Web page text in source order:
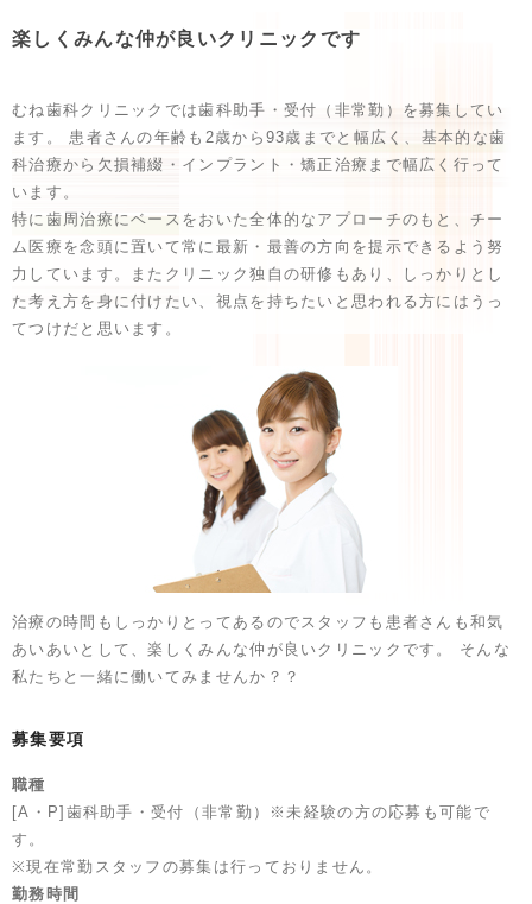
楽しくみんな仲が良いクリニックです
むね歯科クリニックでは歯科助手・受付（非常勤）を募集してい
ます。 患者さんの年齢も2歳から93歳までと幅広く、基本的な歯
科治療から欠損補綴・インプラント・矯正治療まで幅広く行って
います。
特に歯周治療にベースをおいた全体的なアプローチのもと、チー
ム医療を念頭に置いて常に最新・最善の方向を提示できるよう努
力しています。またクリニック独自の研修もあり、しっかりとし
た考え方を身に付けたい、視点を持ちたいと思われる方にはうっ
てつけだと思います。
治療の時間もしっかりとってあるのでスタッフも患者さんも和気
あいあいとして、楽しくみんな仲が良いクリニックです。 そんな
私たちと一緒に働いてみませんか？？
募集要項
職種
[A・P]歯科助手・受付（非常勤）※未経験の方の応募も可能で
す。
※現在常勤スタッフの募集は行っておりません。
勤務時間